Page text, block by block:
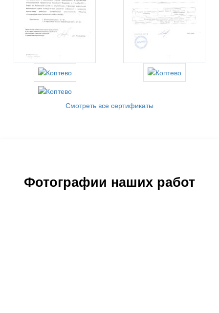
Смотреть все сертификаты
Фотографии наших работ